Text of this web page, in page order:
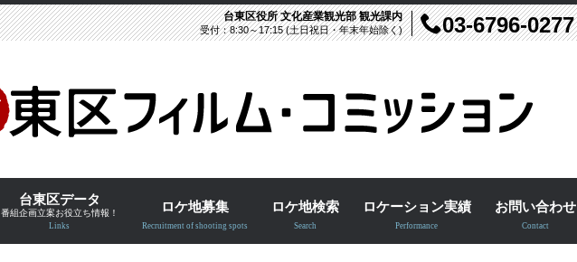
台東区役所 文化産業観光部 観光課内
受付：8:30～17:15 (土日祝日・年末年始除く) 03-6796-0277
台東区データ
番組企画立案お役立ち情報！
Links
ロケ地募集
Recruitment of shooting spots
ロケ地検索
Search
ロケーション実績
Performance
お問い合わせ
Contact